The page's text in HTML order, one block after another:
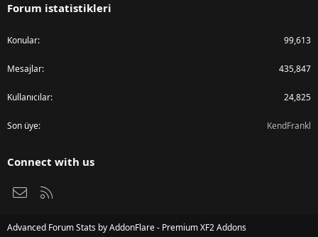
Forum istatistikleri
Konular 99,613
Mesajlar 435,847
Kullanıcılar 24,825
Son üye KendFrankl
Connect with us
Bize ulaşın
Advanced Forum Stats byAddonFlare - Premium XF2 Addons